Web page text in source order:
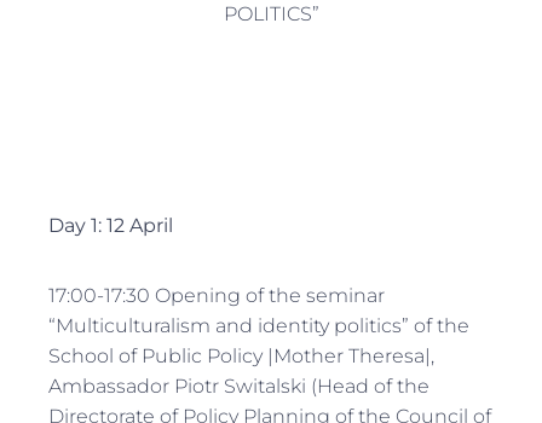
POLITICS”
Day 1: 12 April
17:00-17:30 Opening of the seminar
“Multiculturalism and identity politics” of the
School of Public Policy |Mother Theresa|,
Ambassador Piotr Switalski (Head of the
Directorate of Policy Planning of the Council of